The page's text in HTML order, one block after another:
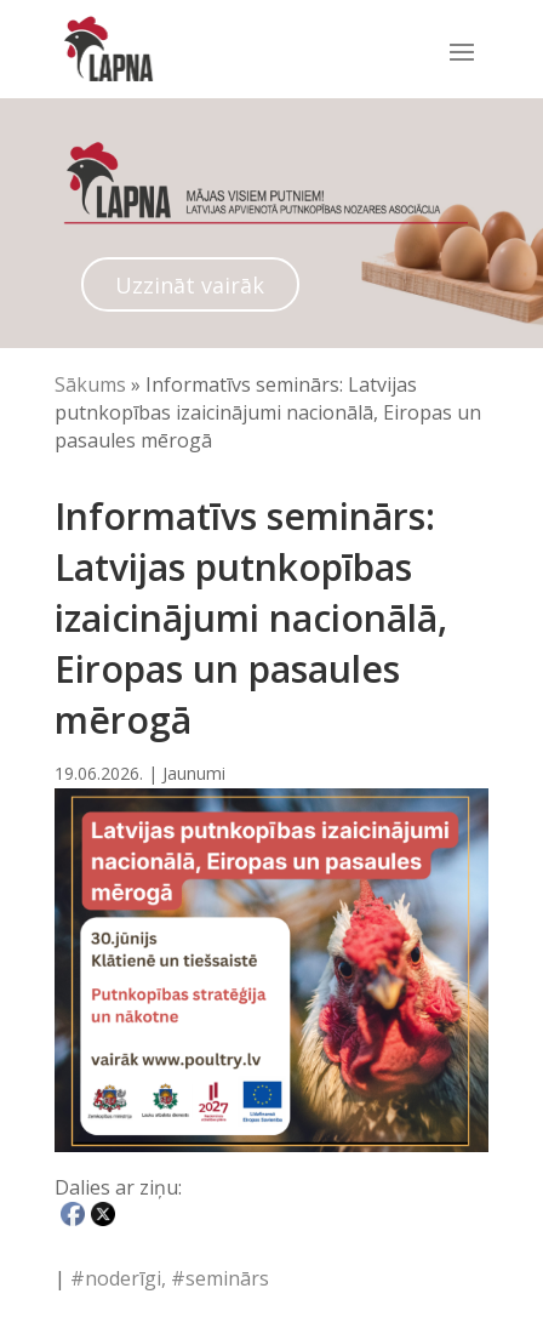
Uzzināt vairāk
Sākums » Informatīvs seminārs: Latvijas
putnkopības izaicinājumi nacionālā, Eiropas un
pasaules mērogā
Informatīvs seminārs:
Latvijas putnkopības
izaicinājumi nacionālā,
Eiropas un pasaules
mērogā
19.06.2026. | Jaunumi
Dalies ar ziņu:
| #noderīgi #seminārs